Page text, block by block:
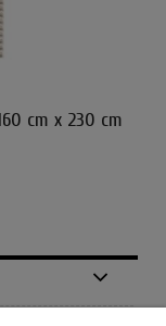
cm x 230 cm